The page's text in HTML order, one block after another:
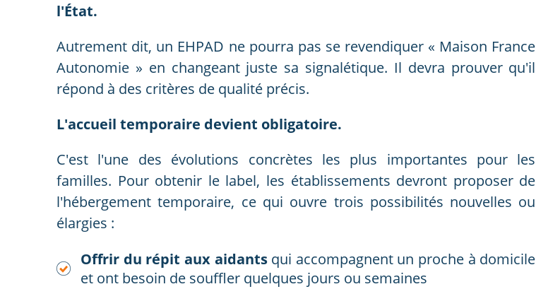
l'État.
Autrement dit, un EHPAD ne pourra pas se revendiquer « Maison France
Autonomie » en changeant juste sa signalétique. Il devra prouver qu'il
répond à des critères de qualité précis.
L'accueil temporaire devient obligatoire.
C'est l'une des évolutions concrètes les plus importantes pour les
familles. Pour obtenir le label, les établissements devront proposer de
l'hébergement temporaire, ce qui ouvre trois possibilités nouvelles ou
élargies :
Offrir du répit aux aidantsqui accompagnent un proche à domicile
et ont besoin de souffler quelques jours ou semaines